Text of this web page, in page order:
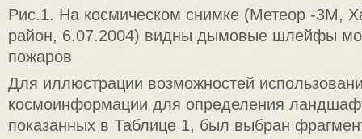
Рис.1. На космическом снимке (Метеор -3М,
район, 6.07.2004) видны дымовые шлейфы
пожаров
Для иллюстрации возможностей
космоинформации для определения
показанных в Таблице 1, был выбран